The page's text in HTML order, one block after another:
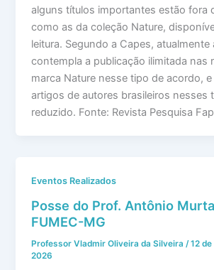
alguns títulos importantes estão fora
como as da coleção Nature,
leitura. Segundo a Capes, atualmente
contempla a publicação ilimitada nas
marca Nature nesse tipo de acordo,
artigos de autores brasileiros nesses
reduzido. Fonte: Revista Pesquisa
Eventos Realizados
Posse do Prof. Antônio
FUMEC-MG
Professor Vladmir Oliveira da Silveira/12
2026